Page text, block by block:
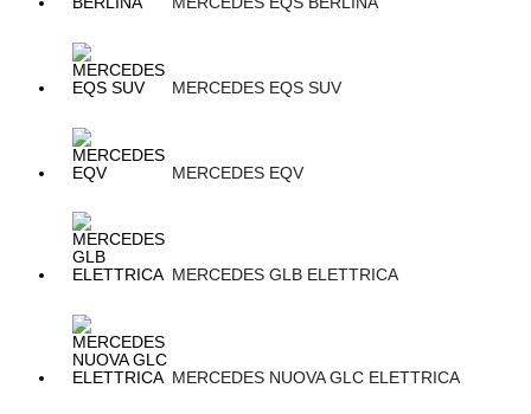
MERCEDES EQS SUV
MERCEDES EQV
MERCEDES GLB ELETTRICA
MERCEDES NUOVA GLC ELETTRICA